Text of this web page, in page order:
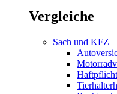
Vergleiche
Sach und KFZ